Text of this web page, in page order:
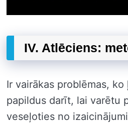
IV. Atlēciens:
Ir vairākas problēmas, ko
papildus darīt, lai varētu
veseļoties no